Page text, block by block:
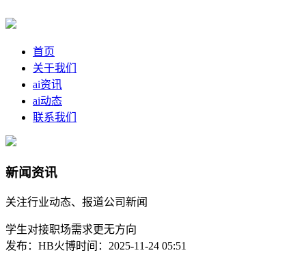
首页
关于我们
ai资讯
ai动态
联系我们
新闻资讯
关注行业动态、报道公司新闻
学生对接职场需求更无方向
发布：HB火博时间：2025-11-24 05:51